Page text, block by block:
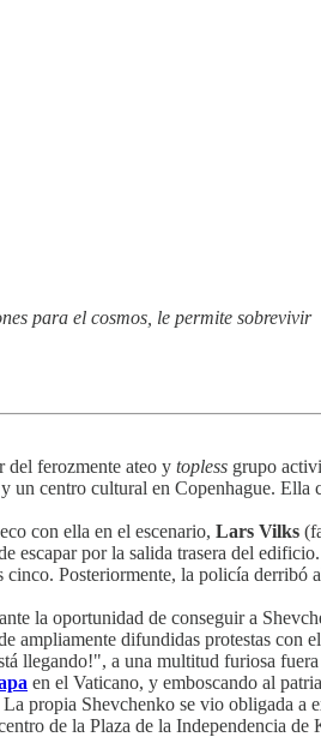
para el cosmos, le permite sobrevivir
del ferozmente ateo y topless grupo
un centro cultural en Copenhague.
con ella en el escenario, Lars Vilks
por la salida trasera del
cinco. Posteriormente, la policía derribó
la oportunidad de conseguir a
ampliamente difundidas protestas con
llegando!", a una multitud furiosa
en el Vaticano, y emboscando al
propia Shevchenko se vio obligada a
de la Plaza de la Independencia de